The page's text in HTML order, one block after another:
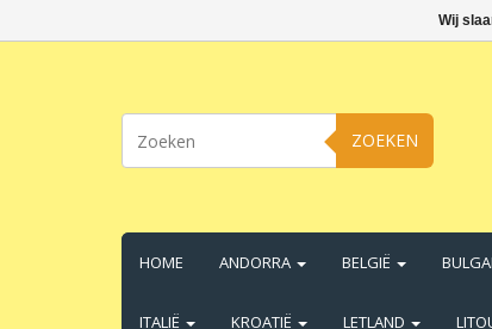
ZOEKEN
HOME ANDORRA BELGIË
ITALIË KROATIË LETLAND
Wij